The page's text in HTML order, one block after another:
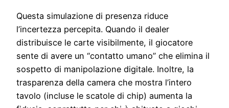
Questa simulazione di presenza riduce
l’incertezza percepita. Quando il dealer
distribuisce le carte visibilmente, il giocatore
sente di avere un “contatto umano” che elimina il
sospetto di manipolazione digitale. Inoltre, la
trasparenza della camera che mostra l’intero
tavolo (incluse le scatole di chip) aumenta la